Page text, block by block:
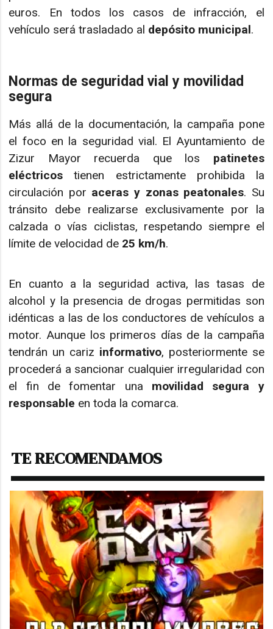
euros. En todos los casos de infracción, el
vehículo será trasladado al depósito municipal.
Normas de seguridad vial y movilidad
segura
Más allá de la documentación, la campaña pone
el foco en la seguridad vial. El Ayuntamiento de
Zizur Mayor recuerda que los patinetes
eléctricos tienen estrictamente prohibida la
circulación por aceras y zonas peatonales. Su
tránsito debe realizarse exclusivamente por la
calzada o vías ciclistas, respetando siempre el
límite de velocidad de 25 km/h.
En cuanto a la seguridad activa, las tasas de
alcohol y la presencia de drogas permitidas son
idénticas a las de los conductores de vehículos a
motor. Aunque los primeros días de la campaña
tendrán un cariz informativo, posteriormente se
procederá a sancionar cualquier irregularidad con
el fin de fomentar una movilidad segura y
responsable en toda la comarca.
TE RECOMENDAMOS